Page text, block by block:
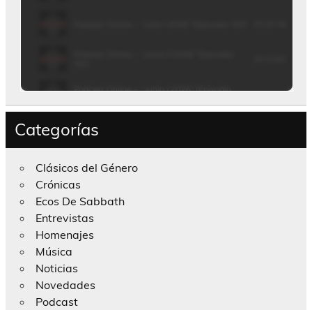
Categorías
Clásicos del Género
Crónicas
Ecos De Sabbath
Entrevistas
Homenajes
Música
Noticias
Novedades
Podcast